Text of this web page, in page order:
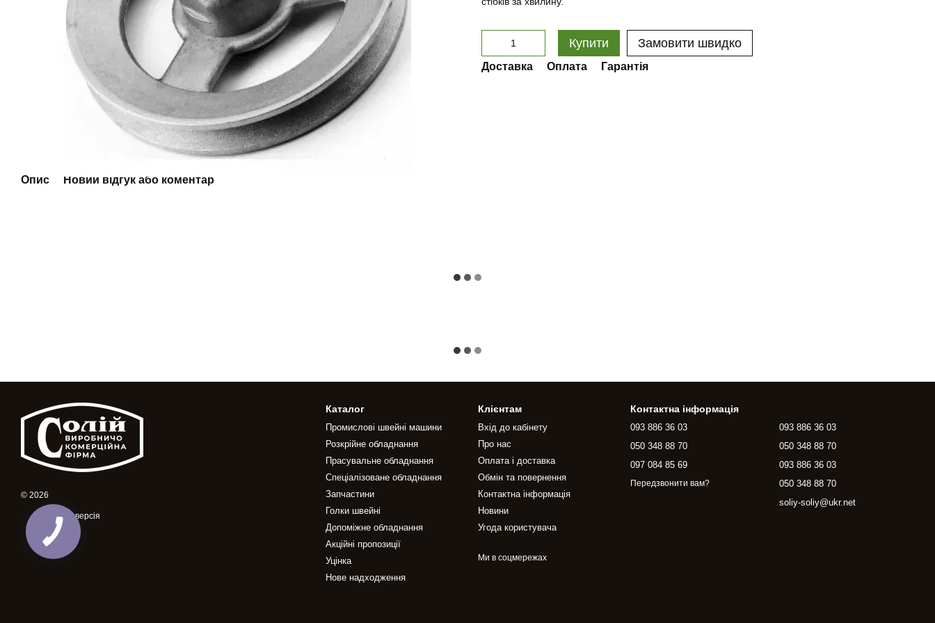
Опис Новий відгук або коментар
Купити Замовити швидко
Доставка Оплата Гарантія
© 2026
Мобільна версія
Каталог
Промислові швейні машини
Розкрійне обладнання
Прасувальне обладнання
Спеціалізоване обладнання
Запчастини
Голки швейні
Допоміжне обладнання
Акційні пропозиції
Уцінка
Нове надходження
Клієнтам
Вхід до кабінету
Про нас
Оплата і доставка
Обмін та повернення
Контактна інформація
Новини
Угода користувача
Ми в соцмережах
Контактна інформація
093 886 36 03
050 348 88 70
097 084 85 69
Передзвонити вам?
093 886 36 03
050 348 88 70
093 886 36 03
050 348 88 70
soliy-soliy@ukr.net